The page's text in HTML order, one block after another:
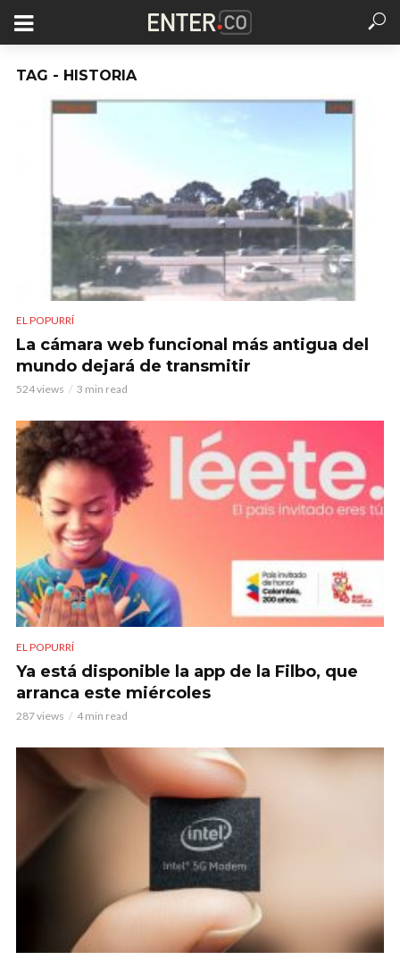
TAG - HISTORIA
EL POPURRÍ
La cámara web funcional más antigua del
mundo dejará de transmitir
524 views 3 min read
EL POPURRÍ
Ya está disponible la app de la Filbo, que
arranca este miércoles
287 views 4 min read